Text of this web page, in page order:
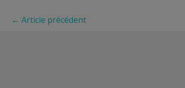
← Article précédent